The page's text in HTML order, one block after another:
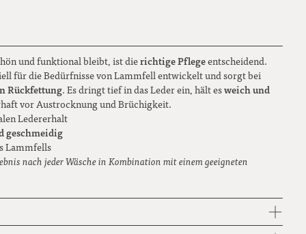
und funktional bleibt, ist dierichtige Pflegeentscheidend.
für die Bedürfnisse von Lammfell entwickelt und sorgt bei
Rückfettung. Es dringt tief in das Leder ein, hält esweich und
vor Austrocknung und Brüchigkeit.
Ledererhalt
geschmeidig
Lammfells
nach jeder Wäsche in Kombination mit einem geeigneten